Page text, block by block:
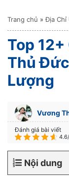
Trang chủ »Địa Chỉ
Top 12+
Thủ
Lượng
Vương
Đánh giá bài viết
Nội dung